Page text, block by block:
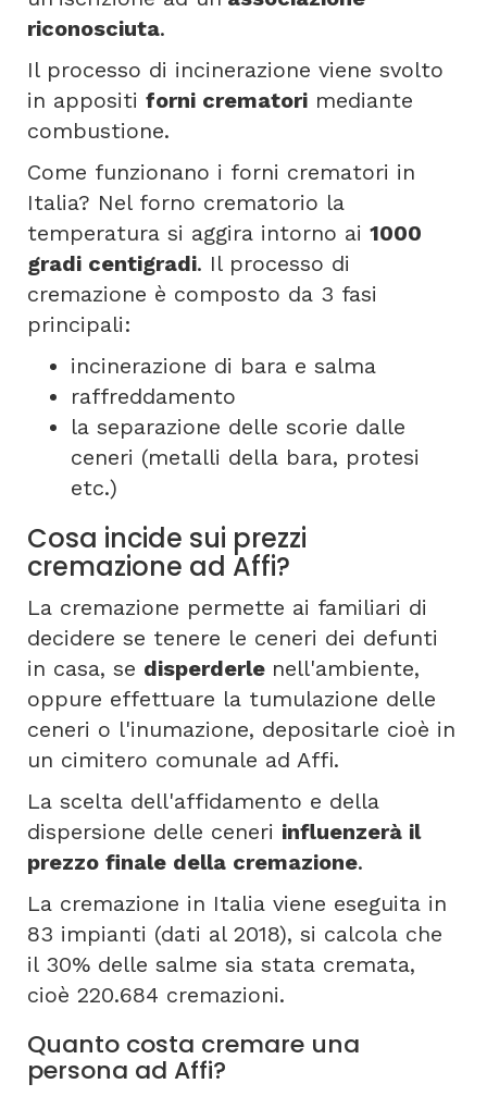
riconosciuta.
Il processo di incinerazione viene svolto
in appositi forni crematori mediante
combustione.
Come funzionano i forni crematori in
Italia? Nel forno crematorio la
temperatura si aggira intorno ai 1000
gradi centigradi. Il processo di
cremazione è composto da 3 fasi
principali:
incinerazione di bara e salma
raffreddamento
la separazione delle scorie dalle
ceneri (metalli della bara, protesi
etc.)
Cosa incide sui prezzi
cremazione ad Affi?
La cremazione permette ai familiari di
decidere se tenere le ceneri dei defunti
in casa, se disperderle nell'ambiente,
oppure effettuare la tumulazione delle
ceneri o l'inumazione, depositarle cioè in
un cimitero comunale ad Affi.
La scelta dell'affidamento e della
dispersione delle ceneri influenzerà il
prezzo finale della cremazione.
La cremazione in Italia viene eseguita in
83 impianti (dati al 2018), si calcola che
il 30% delle salme sia stata cremata,
cioè 220.684 cremazioni.
Quanto costa cremare una
persona ad Affi?